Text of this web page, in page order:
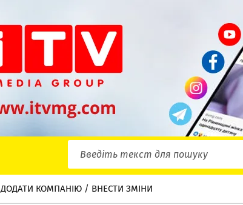
ДОДАТИ КОМПАНІЮ / ВНЕСТИ ЗМІНИ